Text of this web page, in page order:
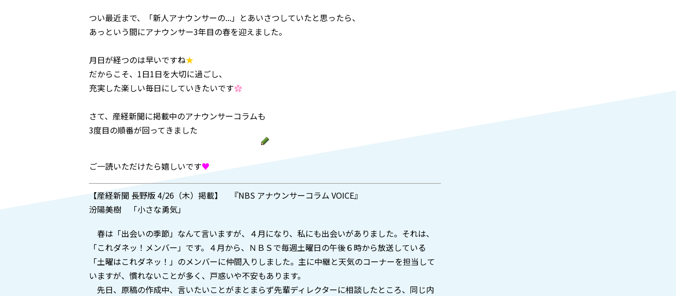
つい最近まで、「新人アナウンサーの...」 とあいさつしていたと思ったら、
あっという間にアナウンサー3年目の春を迎えました。
月日が経つのは早いですね★
だからこそ、1日1日を大切に過ごし、
充実した楽しい毎日にしていきたいです✿
さて、産経新聞に掲載中のアナウンサーコラムも
3度目の順番が回ってきました
ご一読いただけたら嬉しいです♥
【産経新聞 長野版 4/26（木）掲載】 『NBS アナウンサーコラム VOICE』
汾陽美樹 「小さな勇気」
春は「出会いの季節」なんて言いますが、４月になり、私にも出会いがありました。それは、
「これダネッ！メンバー」です。４月から、ＮＢＳで毎週土曜日の午後６時から放送している
「土曜はこれダネッ！」のメンバーに仲間入りしました。主に中継と天気のコーナーを担当して
いますが、慣れないことが多く、戸惑いや不安もあります。
先日、原稿の作成中、言いたいことがまとまらず先輩ディレクターに相談したところ、同じ内